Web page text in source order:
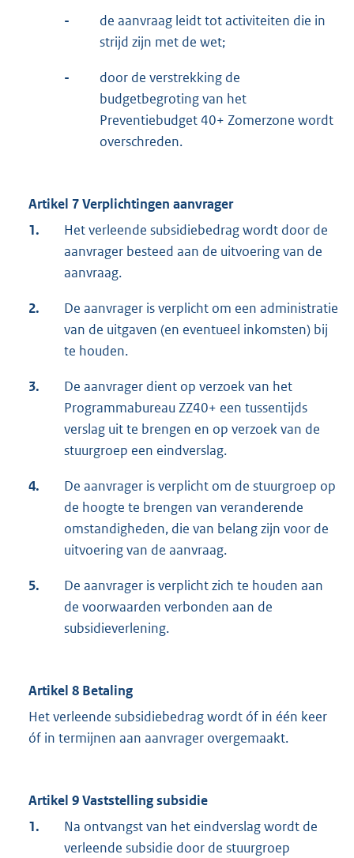
-
de aanvraag leidt tot activiteiten die in
strijd zijn met de wet;
-
door de verstrekking de
budgetbegroting van het
Preventiebudget 40+ Zomerzone wordt
overschreden.
Artikel 7 Verplichtingen aanvrager
1.
Het verleende subsidiebedrag wordt door de
aanvrager besteed aan de uitvoering van de
aanvraag.
2.
De aanvrager is verplicht om een administratie
van de uitgaven (en eventueel inkomsten) bij
te houden.
3.
De aanvrager dient op verzoek van het
Programmabureau ZZ40+ een tussentijds
verslag uit te brengen en op verzoek van de
stuurgroep een eindverslag.
4.
De aanvrager is verplicht om de stuurgroep op
de hoogte te brengen van veranderende
omstandigheden, die van belang zijn voor de
uitvoering van de aanvraag.
5.
De aanvrager is verplicht zich te houden aan
de voorwaarden verbonden aan de
subsidieverlening.
Artikel 8 Betaling
Het verleende subsidiebedrag wordt óf in één keer
óf in termijnen aan aanvrager overgemaakt.
Artikel 9 Vaststelling subsidie
1.
Na ontvangst van het eindverslag wordt de
verleende subsidie door de stuurgroep